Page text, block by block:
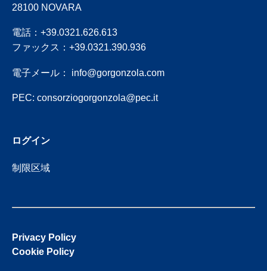
28100 NOVARA
電話：+39.0321.626.613
ファックス：+39.0321.390.936
電子メール： info@gorgonzola.com
PEC: consorziogorgonzola@pec.it
ログイン
制限区域
Privacy Policy
Cookie Policy